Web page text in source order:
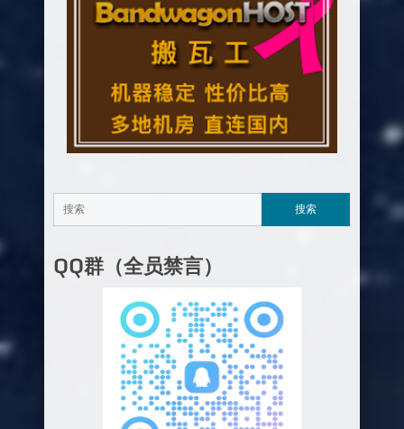
QQ群（全员禁言）